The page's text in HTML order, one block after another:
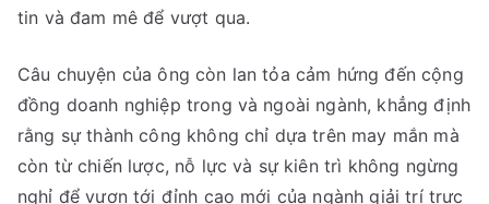
tin và đam mê để vượt qua.
Câu chuyện của ông còn lan tỏa cảm hứng đến cộng
đồng doanh nghiệp trong và ngoài ngành, khẳng định
rằng sự thành công không chỉ dựa trên may mắn mà
còn từ chiến lược, nỗ lực và sự kiên trì không ngừng
nghỉ để vươn tới đỉnh cao mới của ngành giải trí trực